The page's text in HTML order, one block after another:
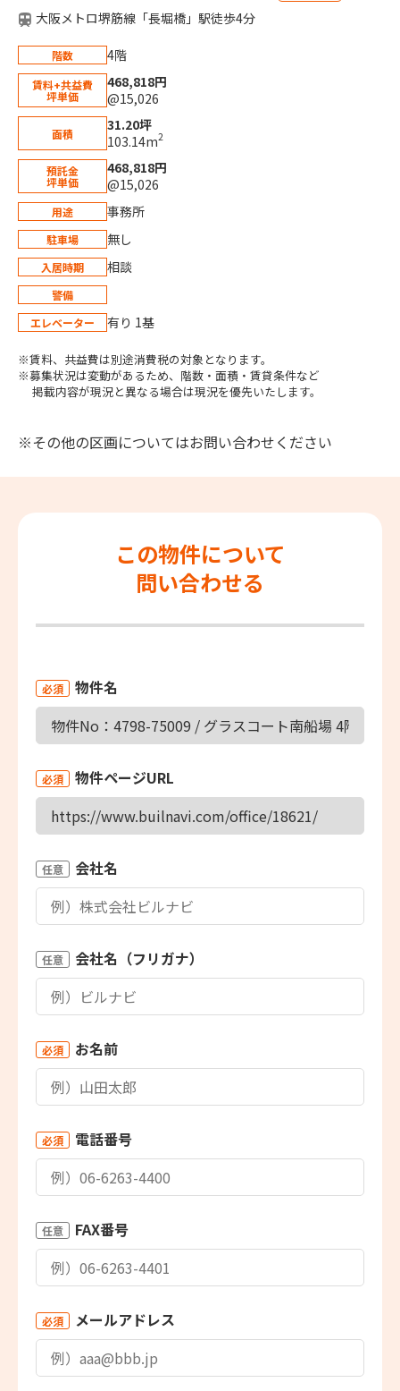
大阪メトロ堺筋線「長堀橋」駅徒歩4分
階数 4階
賃料+共益費
坪単価
468,818円
@15,026
面積
31.20坪
103.14m2
預託金
坪単価
468,818円
@15,026
用途 事務所
駐車場 無し
入居時期 相談
警備
エレベーター
有り 1基
※賃料、共益費は別途消費税の対象となります。
※募集状況は変動があるため、階数・面積・賃貸条件など
掲載内容が現況と異なる場合は現況を優先いたします。
※その他の区画についてはお問い合わせください
この物件について
問い合わせる
必須 物件名
必須 物件ページURL
任意 会社名
任意 会社名（フリガナ）
必須 お名前
必須 電話番号
任意 FAX番号
必須 メールアドレス